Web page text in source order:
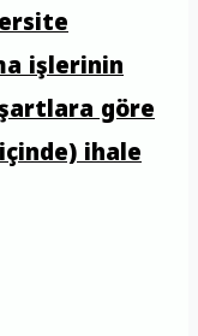
işlerinin
göre
ihale